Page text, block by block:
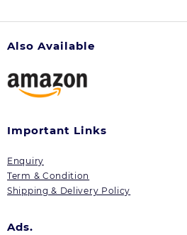
Also Available
Important Links
Enquiry
Term & Condition
Shipping & Delivery Policy
Ads.